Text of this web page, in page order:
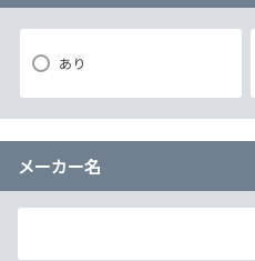
あり
メーカー名